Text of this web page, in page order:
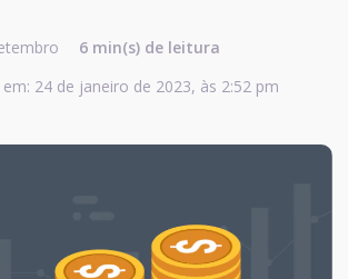
6 min(s) de leitura
24 de janeiro de 2023, às 2:52 pm